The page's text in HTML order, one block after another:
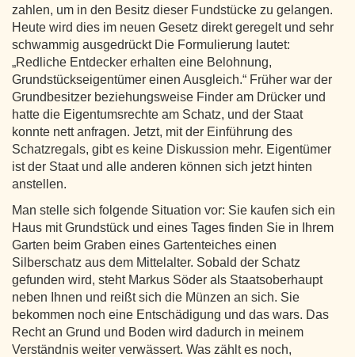
zahlen, um in den Besitz dieser Fundstücke zu gelangen.
Heute wird dies im neuen Gesetz direkt geregelt und sehr
schwammig ausgedrückt Die Formulierung lautet:
„Redliche Entdecker erhalten eine Belohnung,
Grundstückseigentümer einen Ausgleich.“ Früher war der
Grundbesitzer beziehungsweise Finder am Drücker und
hatte die Eigentumsrechte am Schatz, und der Staat
konnte nett anfragen. Jetzt, mit der Einführung des
Schatzregals, gibt es keine Diskussion mehr. Eigentümer
ist der Staat und alle anderen können sich jetzt hinten
anstellen.
Man stelle sich folgende Situation vor: Sie kaufen sich ein
Haus mit Grundstück und eines Tages finden Sie in Ihrem
Garten beim Graben eines Gartenteiches einen
Silberschatz aus dem Mittelalter. Sobald der Schatz
gefunden wird, steht Markus Söder als Staatsoberhaupt
neben Ihnen und reißt sich die Münzen an sich. Sie
bekommen noch eine Entschädigung und das wars. Das
Recht an Grund und Boden wird dadurch in meinem
Verständnis weiter verwässert. Was zählt es noch,